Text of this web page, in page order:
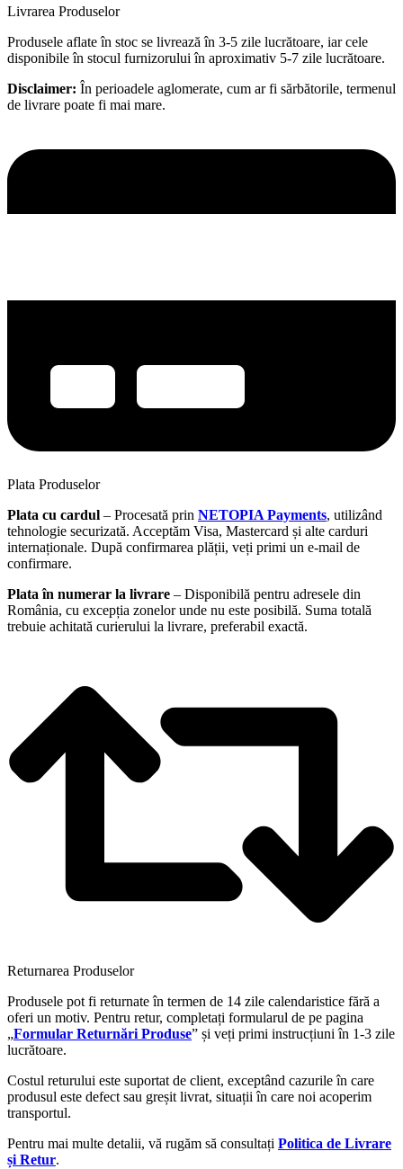
Livrarea Produselor
Produsele aflate în stoc se livrează în 3-5 zile lucrătoare, iar cele
disponibile în stocul furnizorului în aproximativ 5-7 zile lucrătoare.
Disclaimer: În perioadele aglomerate, cum ar fi sărbătorile, termenul
de livrare poate fi mai mare.
Plata Produselor
Plata cu cardul – Procesată prin NETOPIA Payments, utilizând
tehnologie securizată. Acceptăm Visa, Mastercard și alte carduri
internaționale. După confirmarea plății, veți primi un e-mail de
confirmare.
Plata în numerar la livrare – Disponibilă pentru adresele din
România, cu excepția zonelor unde nu este posibilă. Suma totală
trebuie achitată curierului la livrare, preferabil exactă.
Returnarea Produselor
Produsele pot fi returnate în termen de 14 zile calendaristice fără a
oferi un motiv. Pentru retur, completați formularul de pe pagina
„Formular Returnări Produse” și veți primi instrucțiuni în 1-3 zile
lucrătoare.
Costul returului este suportat de client, exceptând cazurile în care
produsul este defect sau greșit livrat, situații în care noi acoperim
transportul.
Pentru mai multe detalii, vă rugăm să consultați Politica de Livrare
și Retur.